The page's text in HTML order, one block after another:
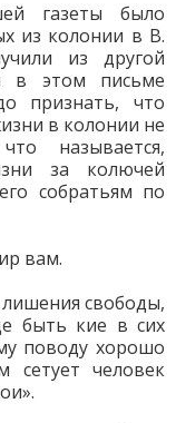
газеты было
из колонии в B.
из другой
в этом письме
признать, что
в колонии не
называется,
за колючей
собратьям по
вам.
свободы,
быть кие в сих
поводу хорошо
сетует человек